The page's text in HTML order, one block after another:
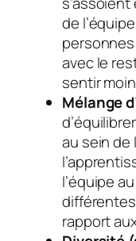
de
avec le
sentir
Mélange
au sein de
l’équipe
rapport